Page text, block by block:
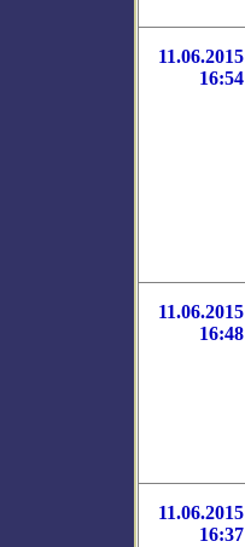
11.06.2015
16:54
11.06.2015
16:48
11.06.2015
16:37